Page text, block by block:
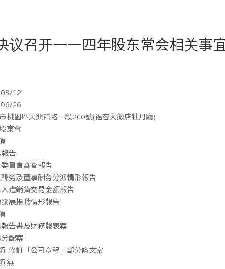
议召开一一四年股东常会相关事
03/12
06/26
桃園區大興西路一段200號(福容大飯店牡丹廳)
東會
:
告
員會審查報告
勞及董事酬勞分派情形報告
進銷貨交易金額報告
展推動情形報告
:
告書及財務報表案
配案
: 修訂「公司章程」部分條文案
:無